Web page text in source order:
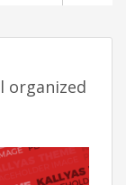
organized